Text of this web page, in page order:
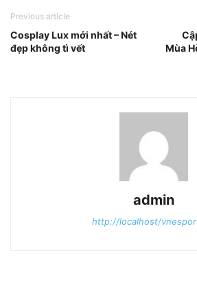
Previous article
Cosplay Lux mới nhất – Nét
đẹp không tì vết
Mùa
admin
http://localhost/